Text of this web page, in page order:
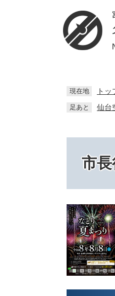
現在地 ト
足あと 仙台
市